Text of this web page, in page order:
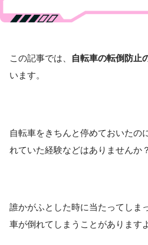
この記事では、 自転車の転倒防止
います。
自転車をきちんと停めておいたの
れていた経験などはありませんか？
誰かがふとした時に当たってしま
車が倒れてしまうことがあります